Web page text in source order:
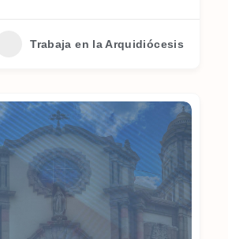
Trabaja en la Arquidiócesis